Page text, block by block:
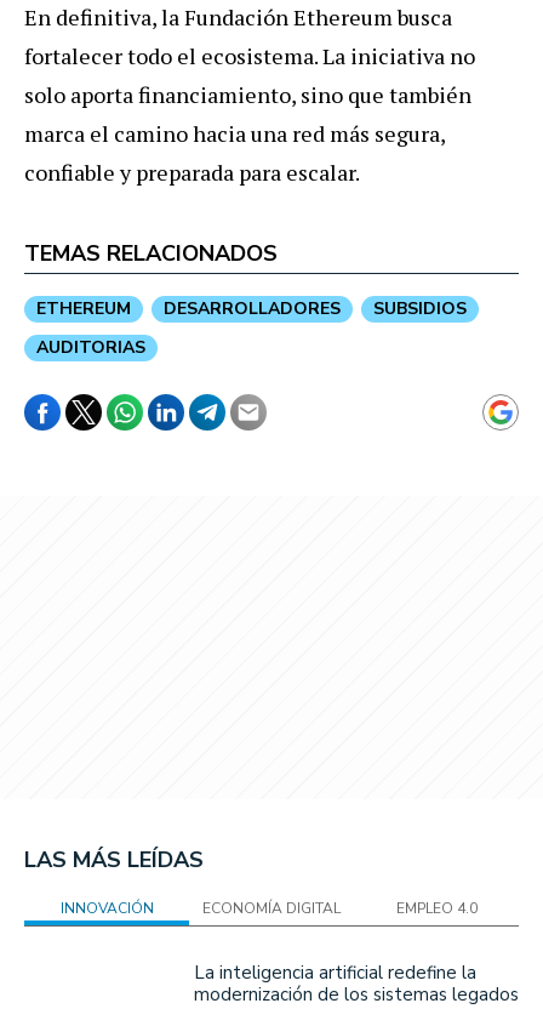
En definitiva, la Fundación Ethereum busca
fortalecer todo el ecosistema. La iniciativa no
solo aporta financiamiento, sino que también
marca el camino hacia una red más segura,
confiable y preparada para escalar.
TEMAS RELACIONADOS
ETHEREUM DESARROLLADORES
SUBSIDIOS
AUDITORIAS
LAS MÁS LEÍDAS
INNOVACIÓN ECONOMÍA DIGITAL EMPLEO 4.0
La inteligencia artificial redefine la
modernización de los sistemas legados